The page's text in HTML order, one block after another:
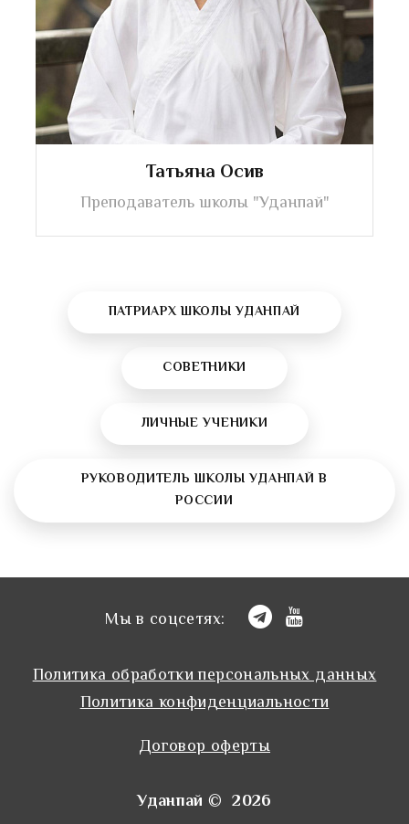
Татьяна Осив
Преподаватель школы "Уданпай"
ПАТРИАРХ ШКОЛЫ УДАНПАЙ
СОВЕТНИКИ
ЛИЧНЫЕ УЧЕНИКИ
РУКОВОДИТЕЛЬ ШКОЛЫ УДАНПАЙ В
РОССИИ
Мы в соцсетях:
Политика обработки персональных данных
Политика конфиденциальности
Договор оферты
Уданпай © 2026